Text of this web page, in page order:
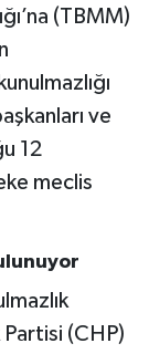
(TBMM)
ve
12
meclis
Partisi (CHP)